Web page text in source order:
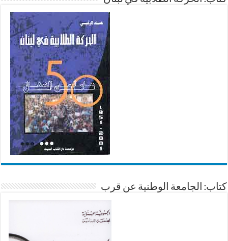
كتاب: الجامعة الوطنية عن قرب